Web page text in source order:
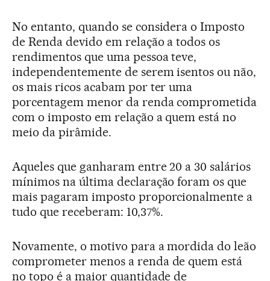
No entanto, quando se considera o Imposto
de Renda devido em relação a todos os
rendimentos que uma pessoa teve,
independentemente de serem isentos ou não,
os mais ricos acabam por ter uma
porcentagem menor da renda comprometida
com o imposto em relação a quem está no
meio da pirâmide.
Aqueles que ganharam entre 20 a 30 salários
mínimos na última declaração foram os que
mais pagaram imposto proporcionalmente a
tudo que receberam: 10,37%.
Novamente, o motivo para a mordida do leão
comprometer menos a renda de quem está
no topo é a maior quantidade de